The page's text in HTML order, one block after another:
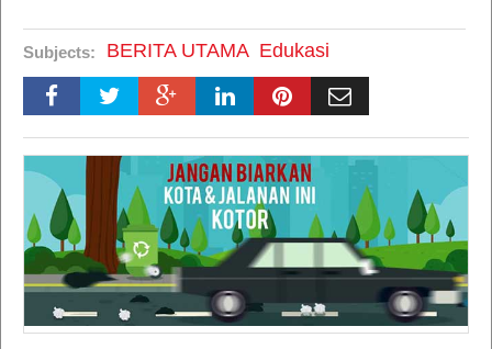
Subjects: BERITA UTAMA Edukasi